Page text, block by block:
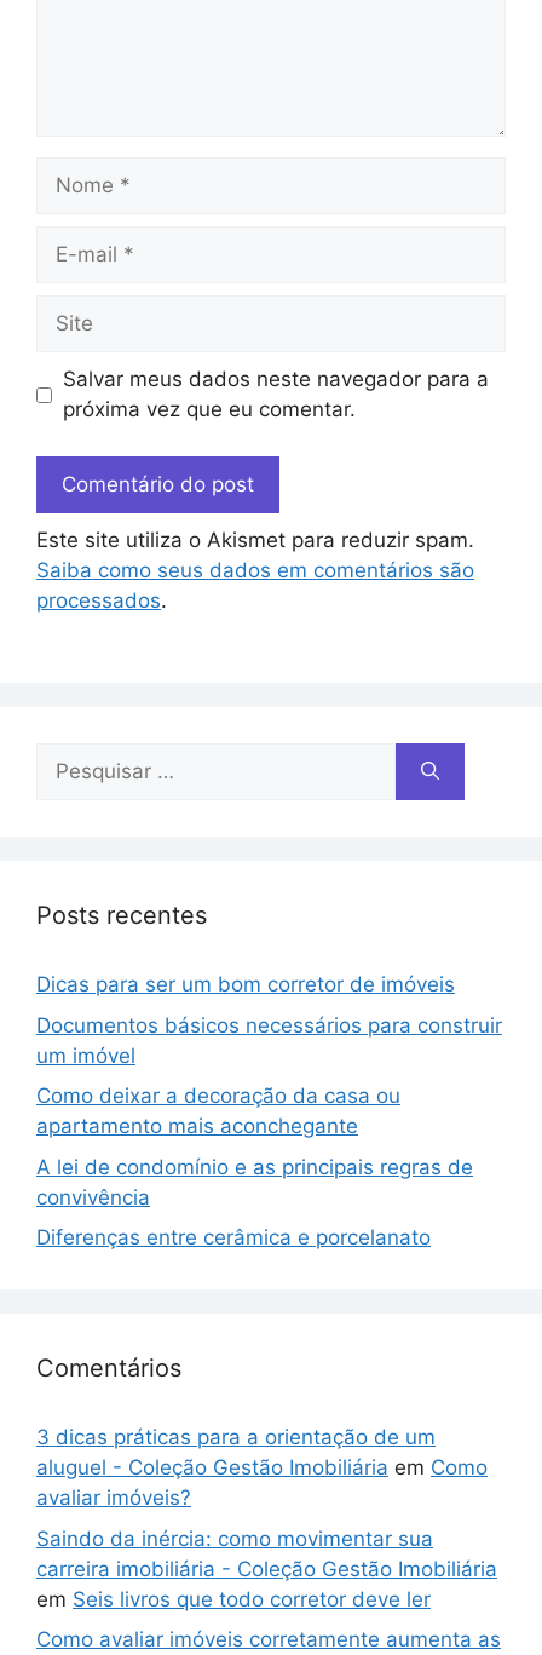
Salvar meus dados neste navegador para a
próxima vez que eu comentar.
Este site utiliza o Akismet para reduzir spam.
Saiba como seus dados em comentários são
processados.
Posts recentes
Dicas para ser um bom corretor de imóveis
Documentos básicos necessários para construir
um imóvel
Como deixar a decoração da casa ou
apartamento mais aconchegante
A lei de condomínio e as principais regras de
convivência
Diferenças entre cerâmica e porcelanato
Comentários
3 dicas práticas para a orientação de um
aluguel - Coleção Gestão Imobiliária em Como
avaliar imóveis?
Saindo da inércia: como movimentar sua
carreira imobiliária - Coleção Gestão Imobiliária
em Seis livros que todo corretor deve ler
Como avaliar imóveis corretamente aumenta as